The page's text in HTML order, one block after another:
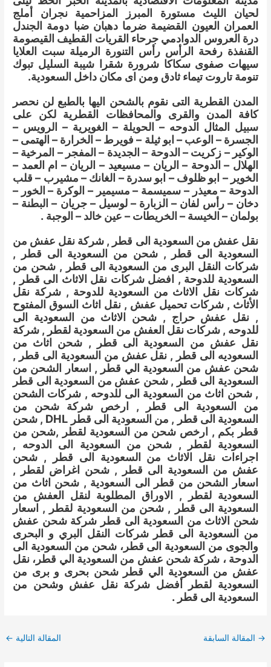
لحيان الليث مستورة المبرز المزاحمية نجران أملج
العمران العيون القضيمة ضرما دهبان ضبا دومة الجندل
درة العروس الدوادمي جرحاء القريات القطيف القيصومة
القنفذة رفحة الرأس رأس التنورة الرميلة سبت العلايا
سيهات صفوى سكاكا شرورة شقرا شيبة السليل تبوك
تنومة تاروت تيماء ثادق ومن اى مكان داخل السعودية.
المدن القطرية التى نقوم بالشحن اليها بالطبع لن نحصر
كافة المدن والقرى والمحافظات القطرية لكن على
سبيل المثال الدوحه – الحويلة – الغويرية – الرويس –
الجسرة – الوعب – ابو ثيلة – فويرط – الخرارة – الهتمى –
الوكير – زكريت – الدوحة – الجديدة – المفجر – المرخية –
الهلال – الدوحة – الريان – مسيعيد – الريان – ام العمد –
الخوير – ابو ظلوف – ابو سدرة – الغانك – مشيرب – قلب
الدوحة – معيذر – سميسمة – مسيمير – الوكرة – الخور –
دخان – رأس لفان – الزبارة – لوسيل – جريان – البطنة –
بولمان – الخيسة – الخريطات – عين خالد – الوجبة .
نقل عفش من السعودية الى قطر , شركة نقل عفش من
السعودية الى قطر , شحن من السعودية الى قطر ,
شركات النقل البرى من السعودية الى قطر , شحن من
السعودية للدوحة , افضل شركات نقل الاثاث الى قطر ,
شركات نقل الاثاث من السعودية للدوحة , شركة نقل
الأثاث , شركات تحميل عفش , نقل اثاث السوق المفتوح
, نقل عفش حراج , شحن الاثاث من السعودية الى
للدوحه , شركات نقل العفش من السعودية لقطر , شركة
نقل عفش من السعودية الى قطر , شحن اثاث من
السعوديه الى قطر , نقل عفش من السعودية الى قطر ,
شحن عفش من السعودية الي قطر , اسعار الشحن من
السعودية الى قطر , شحن عفش من السعودية الى قطر
, شحن اثاث من السعودية الى للدوحه , شركات الشحن
من السعودية الى قطر , ارخص شركة شحن من
السعودية الى قطر , من السعودية الى قطر DHL , شحن
قطر بكم , ارخص شحن من السعودية لقطر ,شحن من
السعودية لقطر , شحن من السعودية الى الدوحه ,
اجراءات نقل الاثاث من السعودية الى قطر , شحن
عفش من السعودية الى قطر , شحن اغراض لقطر ,
اسعار الشحن من قطر الى السعودية , شحن اثاث من
السعودية لقطر , الاوراق المطلوبة لنقل العفش من
السعودية الى قطر , شحن من السعودية لقطر , اسعار
شحن الاثاث من السعودية الى قطر شركة شحن عفش
من السعودية الى قطر شركات النقل البري و البحرى
والجوى من السعودية الى قطر، شحن من السعودية الى
الدوحة ، شركة شحن عفش من السعودية الي قطر، نقل
عفش من السعودية الي قطر شحن بحرى و برى من
السعودية لقطر أفضل شركة نقل عفش وشحن من
السعودية الى قطر .
Post
→ المقالة السابقة المقالة التالية ←